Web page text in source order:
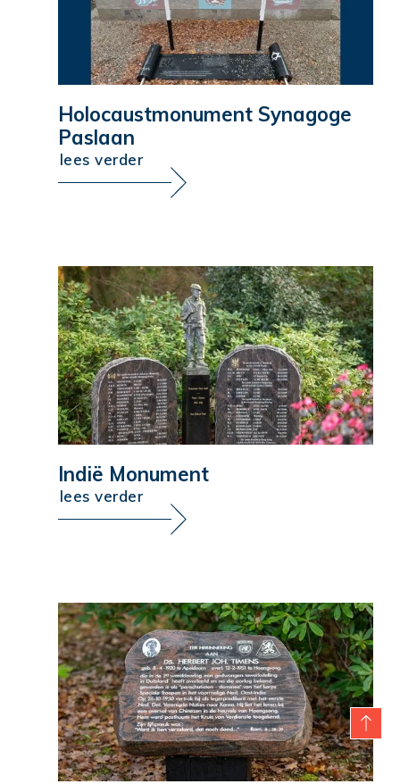
Holocaustmonument Synagoge
Paslaan
lees verder
Indië Monument
lees verder